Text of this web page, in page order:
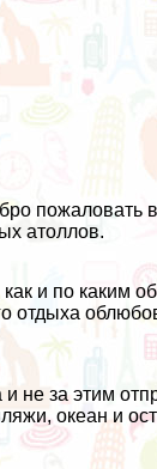
пожаловать
атоллов.
и по каким
не за этим
океан и